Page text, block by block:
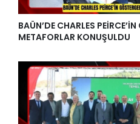
BAÜN’DE CHARLES
METAFORLAR KONUŞULDU